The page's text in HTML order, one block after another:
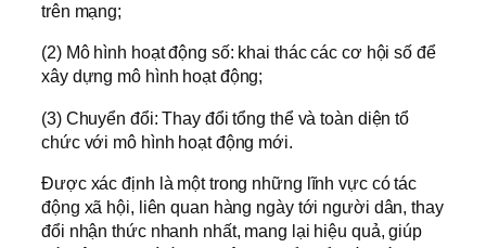
trên mạng;
(2) Mô hình hoạt động số: khai thác các cơ hội số để
xây dựng mô hình hoạt động;
(3) Chuyển đổi: Thay đổi tổng thể và toàn diện tổ
chức với mô hình hoạt động mới.
Được xác định là một trong những lĩnh vực có tác
động xã hội, liên quan hàng ngày tới người dân, thay
đổi nhận thức nhanh nhất, mang lại hiệu quả, giúp